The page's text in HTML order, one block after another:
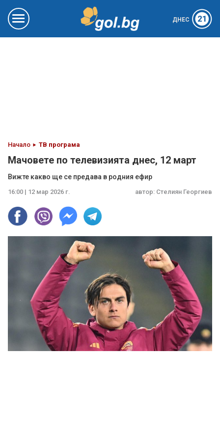
ДНЕС 21
Начало ТВ програма
Мачовете по телевизията днес, 12 март
Вижте какво ще се предава в родния ефир
16:00 | 12 мар 2026 г. автор: Стелиян Георгиев